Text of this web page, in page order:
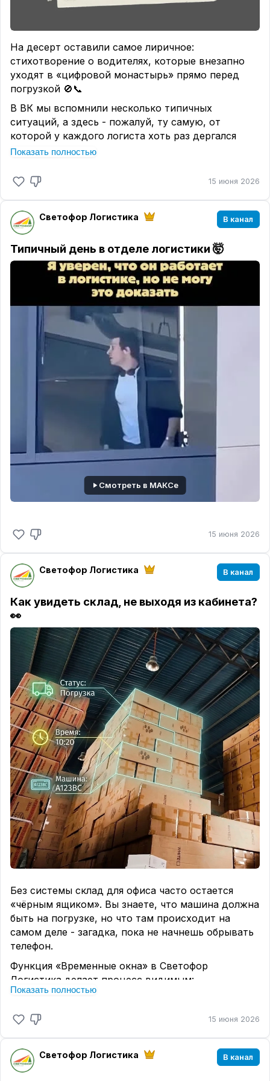
На десерт оставили самое лиричное:
стихотворение о водителях, которые внезапно
уходят в «цифровой монастырь» прямо перед
погрузкой 🚫📞
В ВК мы вспомнили несколько типичных
ситуаций, а здесь - пожалуй, ту самую, от
которой у каждого логиста хоть раз дергался
глаз.
Показать полностью
15 июня 2026
Светофор Логистика В канал
Типичный день в отделе логистики 🤯
Смотреть в МАКСе
15 июня 2026
Светофор Логистика В канал
Как увидеть склад, не выходя из кабинета?
👀
Без системы склад для офиса часто остается
«чёрным ящиком». Вы знаете, что машина должна
быть на погрузке, но что там происходит на
самом деле - загадка, пока не начнешь обрывать
телефон.
Функция «Временные окна» в Светофор
Логистика делает процесс видимым:
🔹 Статусы в реальном времени: вам не нужно
видно: он прибыл или ещё в пути.
🔹 Контроль работы: когда сотрудник склада
нажимает «Начало погрузки» и «Конец погрузки»,
вы видите реальный ритм работы и понимаете,
как можно его улучшить.
Показать полностью
15 июня 2026
Светофор Логистика В канал